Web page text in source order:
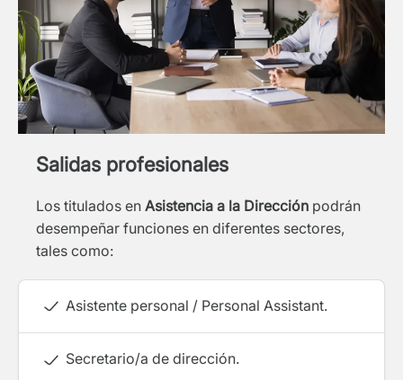
Salidas profesionales
Los titulados en Asistencia a la Dirección podrán
desempeñar funciones en diferentes sectores,
tales como:
Asistente personal / Personal Assistant.
Secretario/a de dirección.